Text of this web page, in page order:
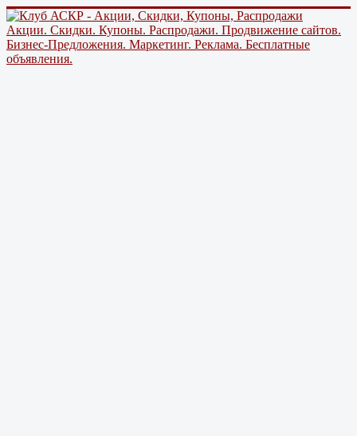
Акции. Скидки. Купоны. Распродажи. Продвижение сайтов.
Бизнес-Предложения. Маркетинг. Реклама. Бесплатные
объявления.